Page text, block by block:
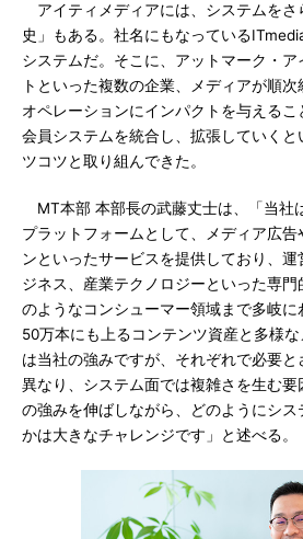
アイティメディアには、システムをさ
史」もある。社名にもなっている
システムだ。そこに、アットマーク・
トといった複数の企業、メディアが順
オペレーションにインパクトを与える
会員システムを統合し、拡張していく
ツコツと取り組んできた。
MT本部 本部長の武藤丈士は、「当社
プラットフォームとして、メディア広告
ンといったサービスを提供しており、
ジネス、産業テクノロジーといった専
のようなコンシューマー領域まで多岐
50万本にも上るコンテンツ資産と多様
は当社の強みですが、それぞれで必要
異なり、システム面では複雑さを生む
の強みを伸ばしながら、どのようにシス
かは大きなチャレンジです」と述べる。